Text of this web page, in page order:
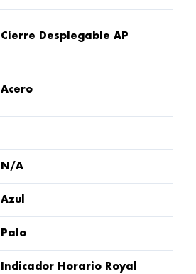
Cierre Desplegable AP
Acero
N/A
Azul
Palo
Indicador Horario Royal